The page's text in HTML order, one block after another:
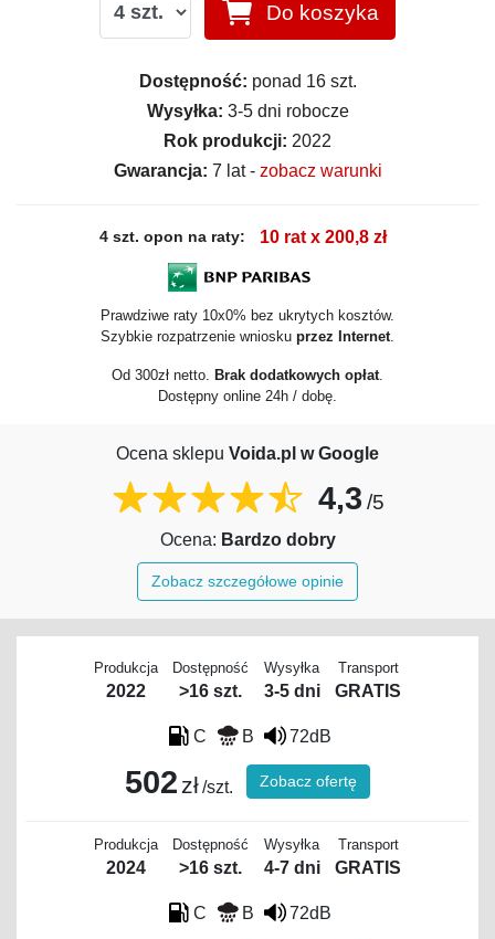
Do koszyka
Dostępność: ponad 16 szt.
Wysyłka: 3-5 dni robocze
Rok produkcji: 2022
Gwarancja: 7 lat - zobacz warunki
4 szt. opon na raty: 10 rat x 200,8 zł
Prawdziwe raty 10x0% bez ukrytych kosztów.
Szybkie rozpatrzenie wniosku przez Internet
Od 300zł netto. Brak dodatkowych opłat
Dostępny online 24h / dobę.
Ocena sklepu Voida.pl w Google
4,3 /5
Ocena: Bardzo dobry
Zobacz szczegółowe opinie
Produkcja
2022
Dostępność
>16 szt.
Wysyłka
3-5 dni
Transport
GRATIS
C B 72dB
502 zł/szt. Zobacz ofertę
Produkcja
2024
Dostępność
>16 szt.
Wysyłka
4-7 dni
Transport
GRATIS
C B 72dB